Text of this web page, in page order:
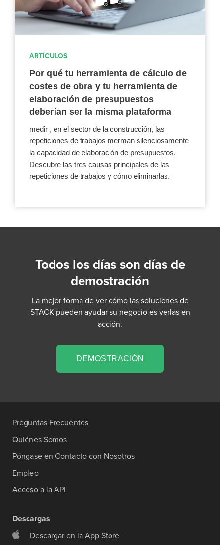
ARTÍCULOS
Por qué tu herramienta de cálculo de
costes de obra y tu herramienta de
elaboración de presupuestos
deberían ser la misma plataforma
medir , en el sector de la construcción, las
repeticiones de trabajos merman silenciosamente
la capacidad de elaboración de presupuestos.
Descubre las tres causas principales de las
repeticiones de trabajos y cómo eliminarlas.
Todos los días son días de
demostración
La mejor forma de ver cómo las soluciones de
STACK pueden ayudar su negocio es verlas en
acción.
DEMOSTRACIÓN
Preguntas Frecuentes
Quiénes Somos
Póngase en Contacto con Nosotros
Empleo
Acceso a la API
Descargas
Descargar en la App Store